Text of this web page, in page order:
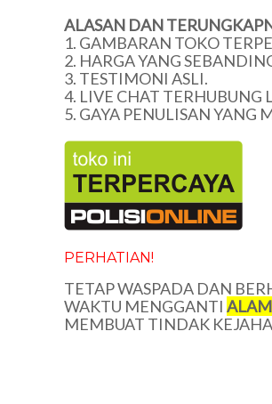
ALASAN DAN
1. GAMBARAN TOKO
2. HARGA YANG
3. TESTIMONI ASLI.
4. LIVE CHAT TERHUBUNG
5. GAYA PENULISAN YANG
PERHATIAN!
TETAP WASPADA DAN
WAKTU MENGGANTI
MEMBUAT TINDAK